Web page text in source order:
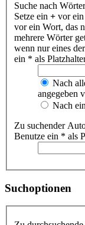
Suche nach
Setze ein + vor ein
vor ein Wort, das
mehrere Wörter
wenn nur eines
ein * als
Nach
angegeben
Nach
Zu suchender
Benutze ein * als
Suchoptionen